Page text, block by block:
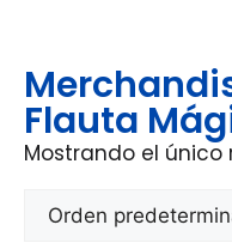
Flauta
Mostrando el único